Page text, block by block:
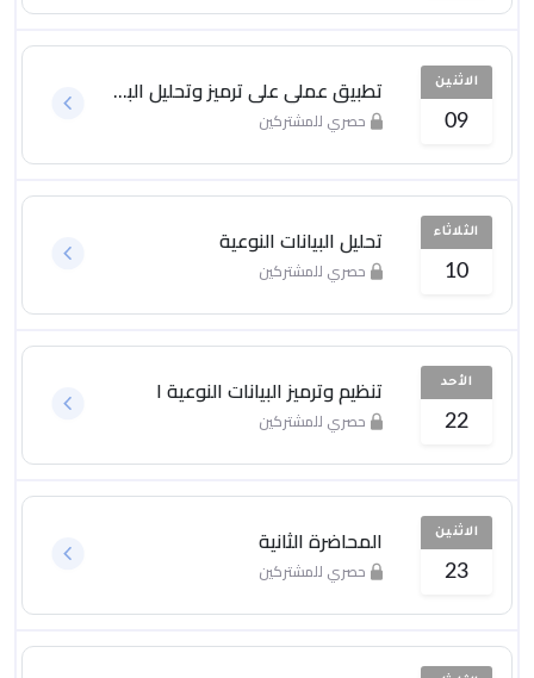
الاثنين
09
تطبيق عملي على ترميز وتحليل البيانات النوعية
حصري للمشتركين
الثلاثاء
10
تحليل البيانات النوعية
حصري للمشتركين
الأحد
22
تنظيم وترميز البيانات النوعية ١
حصري للمشتركين
الاثنين
23
المحاضرة الثانية
حصري للمشتركين